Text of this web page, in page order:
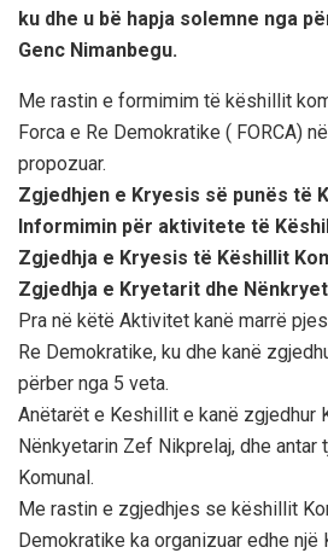
ku dhe u bë hapja solemne nga
Genc Nimanbegu.
Me rastin e formimim të këshillit
Forca e Re Demokratike ( FORCA)
propozuar.
Zgjedhjen e Kryesis së punës të
Informimin për aktivitete të
Zgjedhja e Kryesis të Këshillit
Zgjedhja e Kryetarit dhe
Pra në këtë Aktivitet kanë marrë
Re Demokratike, ku dhe kanë
përber nga 5 veta.
Anëtarët e Keshillit e kanë zgjedhur
Nënkyetarin Zef Nikprelaj, dhe antar
Komunal.
Me rastin e zgjedhjes se këshillit
Demokratike ka organizuar edhe një